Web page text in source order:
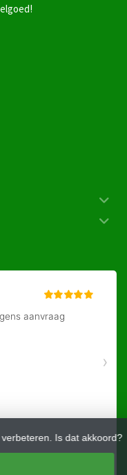
Is dat akkoord?